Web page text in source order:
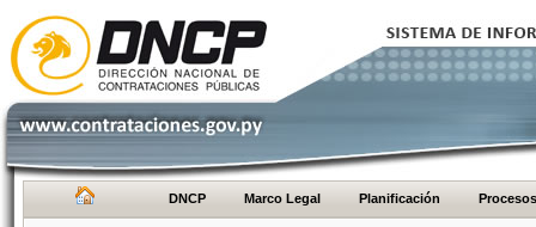
DNCP Marco Legal Planificación Procesos